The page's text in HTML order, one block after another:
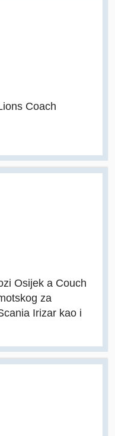
Coach
Osijek a Couch
za
Irizar kao i